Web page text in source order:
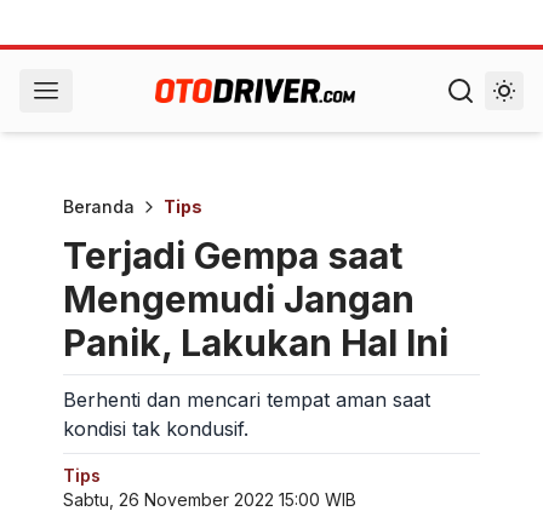
Beranda Tips
Terjadi Gempa saat
Mengemudi Jangan
Panik, Lakukan Hal Ini
Berhenti dan mencari tempat aman saat
kondisi tak kondusif.
Tips
Sabtu, 26 November 2022 15:00 WIB